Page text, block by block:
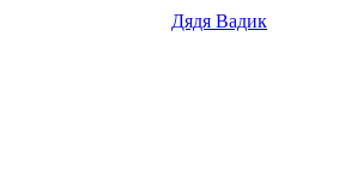
Дядя Вадик